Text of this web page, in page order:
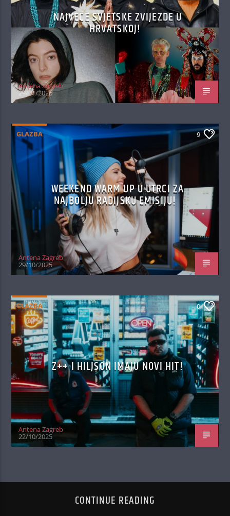
NAJVEĆE SVJETSKE ZVIJEZDE U
HRVATSKOJ!
Antena Zagreb
29/01/2026
GLAZBA 9
WEEKEND WARM UP U UTRCI ZA
NAJBOLJU RADIJSKU EMISIJU!
Antena Zagreb
29/10/2025
GLAZBA 0
Z++ I HILJSON IMAJU NOVI HIT!
Antena Zagreb
22/10/2025
CONTINUE READING